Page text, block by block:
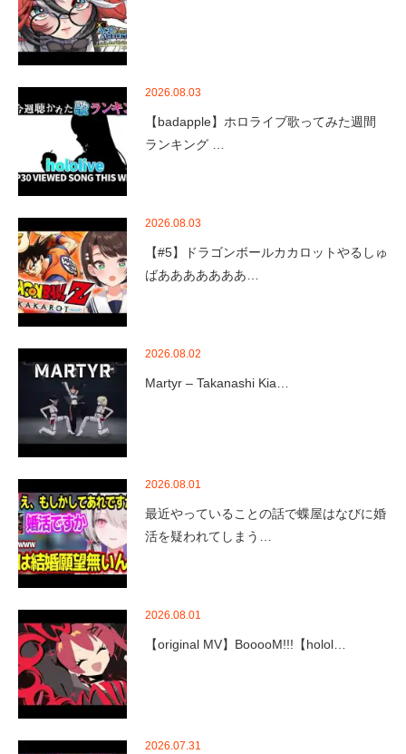
2026.08.03
【badapple】ホロライブ歌ってみた週間
ランキング …
2026.08.03
【#5】ドラゴンボールカカロットやるしゅ
ばあああああああ…
2026.08.02
Martyr – Takanashi Kia…
2026.08.01
最近やっていることの話で蝶屋はなびに婚
活を疑われてしまう…
2026.08.01
【original MV】BooooM!!!【holol…
2026.07.31